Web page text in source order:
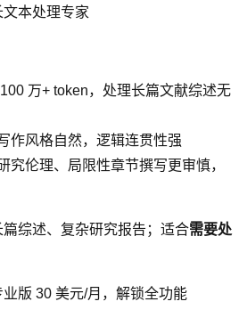
文本处理专家
万+ token，处理长篇文献综述无
作风格自然，逻辑连贯性强
究伦理、局限性章节撰写更审慎，
篇综述、复杂研究报告；适合需要处
版 30 美元/月，解锁全功能